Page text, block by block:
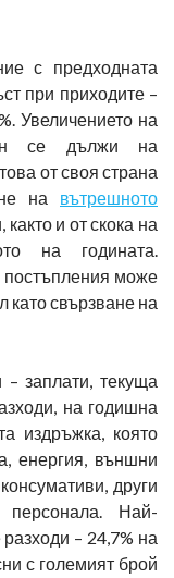
с предходната
при приходите –
Увеличението на
се дължи на
от своя страна
на вътрешното
и от скока на
на годината.
постъпления може
като свързване на
– заплати, текуща
на годишна
издръжка, която
енергия, външни
други
Най-
– 24,7% на
с големият брой